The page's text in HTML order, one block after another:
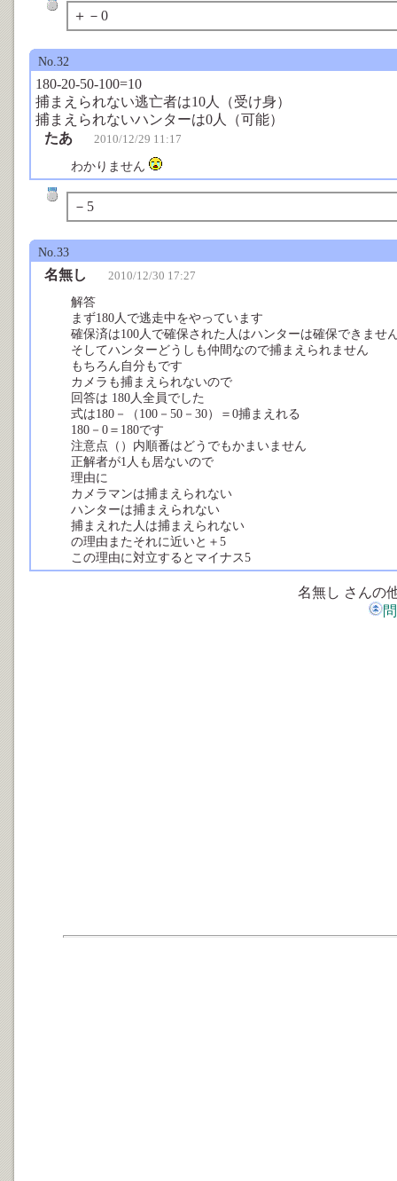
＋－0
No.32
180-20-50-100=10
捕まえられない逃亡者は10人（受け身）
捕まえられないハンターは0人（可能）
たあ
2010/12/29 11:17
わかりません
－5
No.33
名無し 2010/12/30 17:27
解答
まず180人で逃走中をやっています
確保済は100人で確保された人はハンターは確保できませ
そしてハンターどうしも仲間なので捕まえられません
もちろん自分もです
カメラも捕まえられないので
回答は 180人全員でした
式は180－（100－50－30）＝0捕まえれる
180－0＝180です
注意点（）内順番はどうでもかまいません
正解者が1人も居ないので
理由に
カメラマンは捕まえられない
ハンターは捕まえられない
捕まえれた人は捕まえられない
の理由またそれに近いと＋5
この理由に対立するとマイナス5
名無し さんの